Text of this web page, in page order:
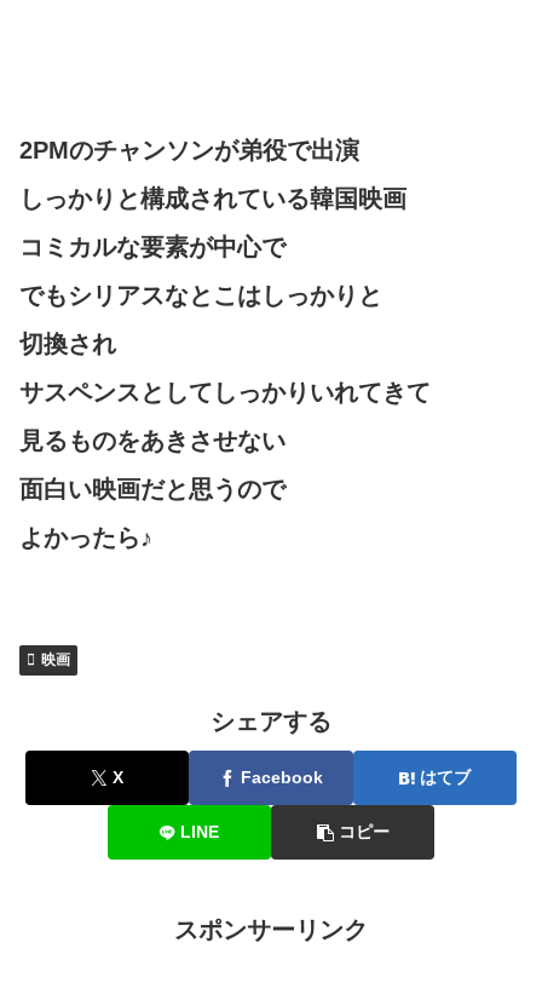
2PMのチャンソンが弟役で出演
しっかりと構成されている韓国映画
コミカルな要素が中心で
でもシリアスなとこはしっかりと
切換され
サスペンスとしてしっかりいれてきて
見るものをあきさせない
面白い映画だと思うので
よかったら♪
映画
シェアする
X Facebook はてブ
LINE コピー
スポンサーリンク